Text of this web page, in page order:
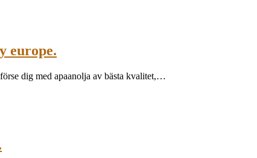
europe.
dig med apaanolja av bästa kvalitet,…